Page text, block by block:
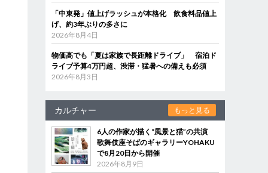
「中東発」値上げラッシュが本格化 飲食料品値上
げ、約3年ぶりの多さに
2026年8月4日
物価高でも「夏は家族で長距離ドライブ」 宿泊ド
ライブ予算4万円超、渋滞・猛暑への備えも必須
2026年8月3日
カルチャー もっと見る
6人の作家が描く“風景と猫”の共演
歌舞伎座そばのギャラリーYOHAKU
で8月20日から開催
2026年8月9日